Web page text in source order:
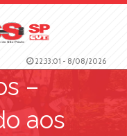
22:33:02 - 8/08/2026
–
aos